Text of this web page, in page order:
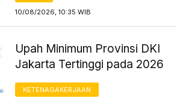
10/08/2026, 10:35 WIB
Upah Minimum Provinsi DKI
Jakarta Tertinggi pada 2026
KETENAGAKERJAAN